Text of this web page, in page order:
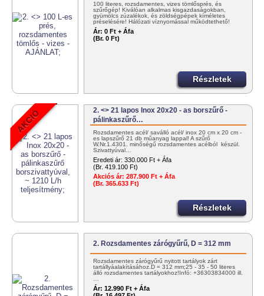
100 literes, rozsdamentes, vizes tömlősprés, és
szűrőgép! Kiválóan alkalmas kisgazdaságokban,
gyümölcs zúzalékok, és zöldségpépek kíméletes
préselésére! Hálózati víznyomással működtethető!
30/383-4000
Ár: 0 Ft + Áfa
(Br. 0 Ft)
Részletek
2. <> 21 lapos Inox 20x20 - as borszűrő -
pálinkaszűrő…
Rozsdamentes acél/ saválló acél/ inox 20 cm x 20 cm -
es lapszűrő 21 db műanyag lappal! A szűrő
W.Nr.1.4301. minőségű rozsdamentes acélból készül.
Szivattyúval…
Eredeti ár: 330.000 Ft + Áfa
(Br. 419.100 Ft)
Akciós ár: 287.900 Ft + Áfa
(Br. 365.633 Ft)
Részletek
2. Rozsdamentes zárógyűrű, D = 312 mm
Rozsdamentes zárógyűrű nyitott tartályok zárt
tartállyáalakításához.D = 312 mm;25 - 35 - 50 literes
álló rozsdamentes tartályokhoz!Infó: +36303834000 ill.
…
Ár: 12.990 Ft + Áfa